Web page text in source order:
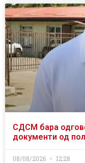
СДСМ бара
документи од
08/08/2026 12:28